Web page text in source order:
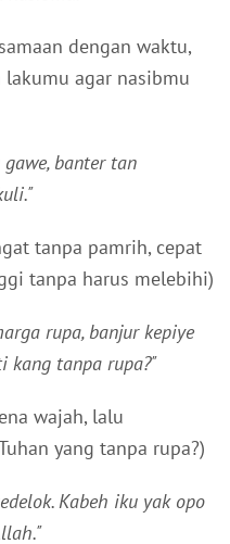
dengan waktu,
agar nasibmu
banter tan
tanpa pamrih, cepat
tanpa harus melebihi)
rupa, banjur kepiye
kang tanpa rupa?"
wajah, lalu
yang tanpa rupa?)
Kabeh iku yak opo